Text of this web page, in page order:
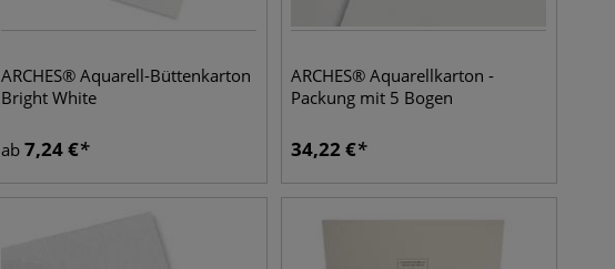
ARCHES® Aquarell-Büttenkarton
Bright White
ab 7,24€
ARCHES® Aquarellkarton -
Packung mit 5 Bogen
34,22 €